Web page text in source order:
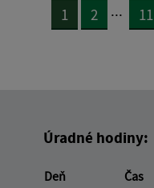
1 2 ... 11
Úradné hodiny:
Deň
Čas